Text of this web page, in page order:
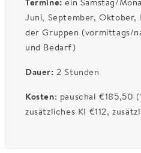
Juni, September,
der Gruppen (vormittags/
und Bedarf)
Dauer: 2 Stunden
Kosten: pauschal €185,50
zusätzliches KI €112,